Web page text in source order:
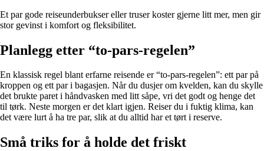
Et par gode reiseunderbukser eller truser koster gjerne litt mer, men gir
stor gevinst i komfort og fleksibilitet.
Planlegg etter “to-pars-regelen”
En klassisk regel blant erfarne reisende er “to-pars-regelen”: ett par på
kroppen og ett par i bagasjen. Når du dusjer om kvelden, kan du skylle
det brukte paret i håndvasken med litt såpe, vri det godt og henge det
til tørk. Neste morgen er det klart igjen. Reiser du i fuktig klima, kan
det være lurt å ha tre par, slik at du alltid har et tørt i reserve.
Små triks for å holde det friskt